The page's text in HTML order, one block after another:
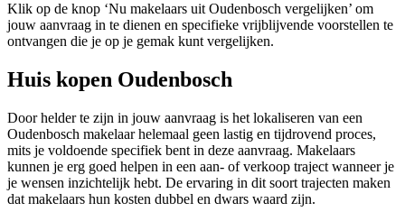
Klik op de knop ‘Nu makelaars uit Oudenbosch vergelijken’ om
jouw aanvraag in te dienen en specifieke vrijblijvende voorstellen te
ontvangen die je op je gemak kunt vergelijken.
Huis kopen Oudenbosch
Door helder te zijn in jouw aanvraag is het lokaliseren van een
Oudenbosch makelaar helemaal geen lastig en tijdrovend proces,
mits je voldoende specifiek bent in deze aanvraag. Makelaars
kunnen je erg goed helpen in een aan- of verkoop traject wanneer je
je wensen inzichtelijk hebt. De ervaring in dit soort trajecten maken
dat makelaars hun kosten dubbel en dwars waard zijn.